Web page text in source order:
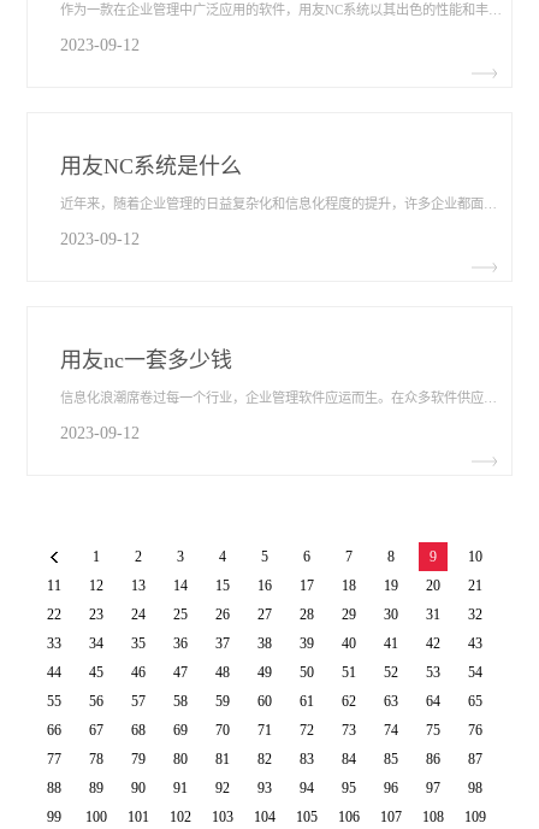
作为一款在企业管理中广泛应用的软件，用友NC系统以其出色的性能和丰富的功能优势，成为了众多企业的选择。那么，究竟是什么让用友NC系统如此受到欢迎呢？本文将带您一探究竟，介绍用友NC系统优势​，为您揭示其强大的功能和灵活的操作界面，以及其在数据分析和报表方面的出色表现，同时也为您呈现其高度定制化和可扩展性，助您更好地了解和使用该系统。
2023-09-12
用友NC系统是什么
近年来，随着企业管理的日益复杂化和信息化程度的提升，许多企业都面临着一个共同的问题：如何高效地管理和控制内部的各项业务流程？为了解决这一问题，越来越多的企业开始使用用友NC系统，以实现更加智能化和规范化的企业管理。那么用友NC系统是什么​？它有哪些独特的功能？
2023-09-12
用友nc一套多少钱
信息化浪潮席卷过每一个行业，企业管理软件应运而生。在众多软件供应商中，用友网络科技格外抢眼。其用友NC产品系列深受企业欢迎，已成为很多企业管理的不二之选。那用友NC到底好在哪里？用友nc一套多少钱​？我们不妨做个探讨。
2023-09-12
1 2 3 4 5 6 7 8 9
10
11
12 13 14 15 16 17 18 19 20
21
22
23 24 25 26 27 28 29 30 31
32
33
34 35 36 37 38 39 40 41 42
43
44
45 46 47 48 49 50 51 52 53
54
55
56 57 58 59 60 61 62 63 64
65
66
67 68 69 70 71 72 73 74 75
76
77
78 79 80 81 82 83 84 85 86
87
88
89 90 91 92 93 94 95 96 97
98
99
100 101 102 103 104 105 106 107 108
109